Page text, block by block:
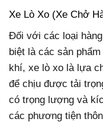
Xe Lò Xo (Xe Chở
Đối với các loại
biệt là các sản
khí, xe lò xo là lựa
để chịu được tải
có trọng lượng và
các phương tiện